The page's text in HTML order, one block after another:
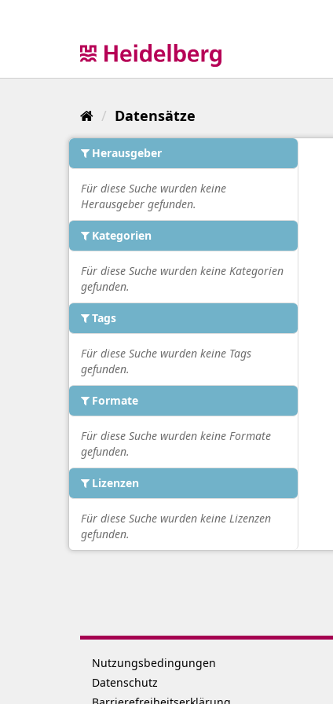
Datensätze
Herausgeber
Für diese Suche wurden keine
Herausgeber gefunden.
Kategorien
Für diese Suche wurden keine Kategorien
gefunden.
Tags
Für diese Suche wurden keine Tags
gefunden.
Formate
Für diese Suche wurden keine Formate
gefunden.
Lizenzen
Für diese Suche wurden keine Lizenzen
gefunden.
Nutzungsbedingungen
Datenschutz